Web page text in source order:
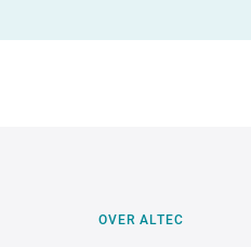
OVER ALTEC